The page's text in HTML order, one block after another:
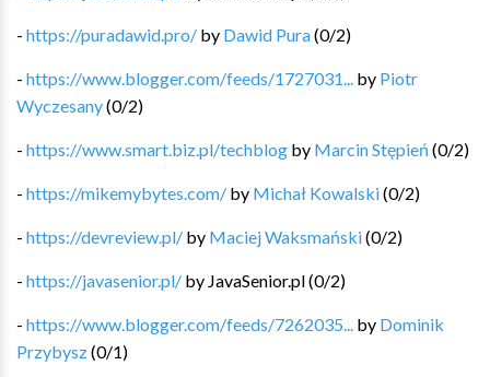
- https://puradawid.pro/ by Dawid Pura(0/2)
- https://www.blogger.com/feeds/1727031... by Piotr
Wyczesany(0/2)
- https://www.smart.biz.pl/techblog by Marcin Stępień (0/2)
- https://mikemybytes.com/ by Michał Kowalski(0/2)
- https://devreview.pl/ by Maciej Waksmański(0/2)
- https://javasenior.pl/ by JavaSenior.pl(0/2)
- https://www.blogger.com/feeds/7262035... by Dominik
Przybysz(0/1)